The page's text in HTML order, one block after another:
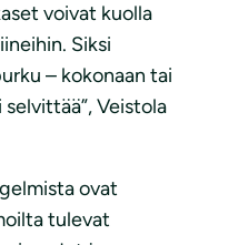
voivat kuolla
Siksi
– kokonaan tai
Veistola
ovat
tulevat